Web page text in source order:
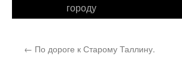
городу
← По дороге к Старому Таллину.